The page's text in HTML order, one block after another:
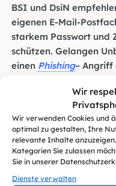
Wir
Wir verwenden Cookies und
optimal zu gestalten, Ihre
relevante Inhalte
Kategorien Sie zulassen
Sie in unserer
Dienste verwalten
BSI und DsiN
eigenen E-Mail-
starkem Passwort und
schützen. Gelangen
einen Phishing– Angriff
zu übernehmen. Eine
Passwörtern bieten
Nutzerinnen und
Verfahrens kein
dies auch nicht mehr
Isabelle Rosière,